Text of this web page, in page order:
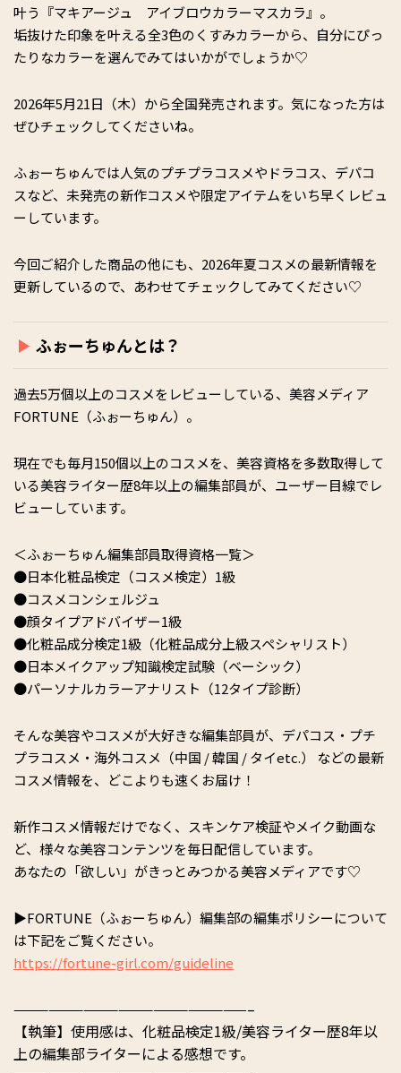
叶う『マキアージュ アイブロウカラーマスカラ』。
垢抜けた印象を叶える全3色のくすみカラーから、自分にぴっ
たりなカラーを選んでみてはいかがでしょうか♡
2026年5月21日（木）から全国発売されます。気になった方は
ぜひチェックしてくださいね。
ふぉーちゅんでは人気のプチプラコスメやドラコス、デパコ
スなど、未発売の新作コスメや限定アイテムをいち早くレビュ
ーしています。
今回ご紹介した商品の他にも、2026年夏コスメの最新情報を
更新しているので、あわせてチェックしてみてください♡
ふぉーちゅんとは？
過去5万個以上のコスメをレビューしている、美容メディア
FORTUNE（ふぉーちゅん）。
現在でも毎月150個以上のコスメを、美容資格を多数取得して
いる美容ライター歴8年以上の編集部員が、ユーザー目線でレ
ビューしています。
＜ふぉーちゅん編集部員取得資格一覧＞
●日本化粧品検定（コスメ検定）1級
●コスメコンシェルジュ
●顔タイプアドバイザー1級
●化粧品成分検定1級（化粧品成分上級スペシャリスト）
●日本メイクアップ知識検定試験（ベーシック）
●パーソナルカラーアナリスト（12タイプ診断）
そんな美容やコスメが大好きな編集部員が、デパコス・プチ
プラコスメ・海外コスメ（中国 / 韓国 / タイetc.） などの最新
コスメ情報を、どこよりも速くお届け！
新作コスメ情報だけでなく、スキンケア検証やメイク動画な
ど、様々な美容コンテンツを毎日配信しています。
あなたの「欲しい」がきっとみつかる美容メディアです♡
▶︎FORTUNE（ふぉーちゅん）編集部の編集ポリシーについて
は下記をご覧ください。
https://fortune-girl.com/guideline
————————————————————–
【執筆】使用感は、化粧品検定1級/美容ライター歴8年以
上の編集部ライターによる感想です。